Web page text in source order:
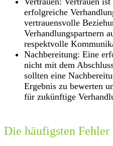
erfolgreiche
vertrauensvolle
Verhandlungspartnern
respektvolle
Nachbereitung: Eine
nicht mit dem
sollten eine
Ergebnis zu bewerten
für zukünftige
Die häufigsten